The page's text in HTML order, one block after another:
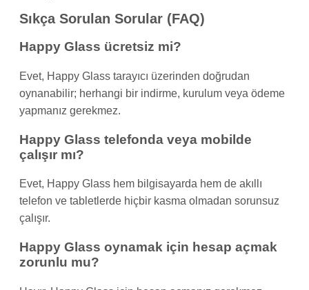
Sıkça Sorulan Sorular (FAQ)
Happy Glass ücretsiz mi?
Evet, Happy Glass tarayıcı üzerinden doğrudan
oynanabilir; herhangi bir indirme, kurulum veya ödeme
yapmanız gerekmez.
Happy Glass telefonda veya mobilde
çalışır mı?
Evet, Happy Glass hem bilgisayarda hem de akıllı
telefon ve tabletlerde hiçbir kasma olmadan sorunsuz
çalışır.
Happy Glass oynamak için hesap açmak
zorunlu mu?